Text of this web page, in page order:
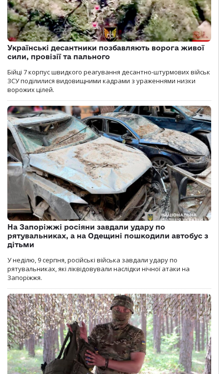
Українські десантники позбавляють ворога живої
сили, провізії та пального
Бійці 7 корпус швидкого реагування десантно-штурмових військ
ЗСУ поділилися видовищними кадрами з ураженнями низки
ворожих цілей.
На Запоріжжі росіяни завдали удару по
рятувальниках, а на Одещині пошкодили автобус з
дітьми
У неділю, 9 серпня, російські війська завдали удару по
рятувальниках, які ліквідовували наслідки нічної атаки на
Запоріжжя.